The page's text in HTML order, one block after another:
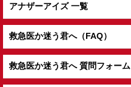
アナザーアイズ 一覧
救急医か迷う君へ（FAQ）
救急医か迷う君へ 質問フォーム